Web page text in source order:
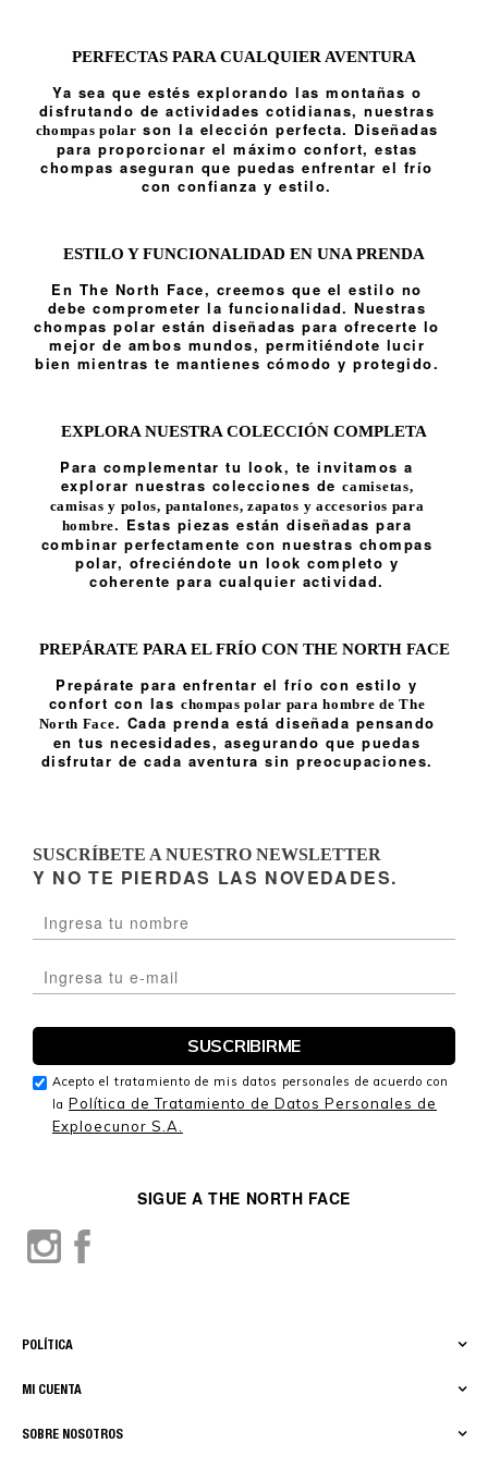
PERFECTAS PARA CUALQUIER AVENTURA
Ya sea que estés explorando las montañas o
disfrutando de actividades cotidianas, nuestras
chompas polar son la elección perfecta. Diseñadas
para proporcionar el máximo confort, estas
chompas aseguran que puedas enfrentar el frío
con confianza y estilo.
ESTILO Y FUNCIONALIDAD EN UNA PRENDA
En The North Face, creemos que el estilo no
debe comprometer la funcionalidad. Nuestras
chompas polar están diseñadas para ofrecerte lo
mejor de ambos mundos, permitiéndote lucir
bien mientras te mantienes cómodo y protegido.
EXPLORA NUESTRA COLECCIÓN COMPLETA
Para complementar tu look, te invitamos a
explorar nuestras colecciones decamisetas,
camisas y polos, pantalones, zapatos y accesorios para
hombre. Estas piezas están diseñadas para
combinar perfectamente con nuestras chompas
polar, ofreciéndote un look completo y
coherente para cualquier actividad.
PREPÁRATE PARA EL FRÍO CON THE NORTH FACE
Prepárate para enfrentar el frío con estilo y
confort con las chompas polar para hombre de The
North Face. Cada prenda está diseñada pensando
en tus necesidades, asegurando que puedas
disfrutar de cada aventura sin preocupaciones.
SOBRE NOSOTROS
MI CUENTA
POLÍTICA
SIGUE A THE NORTH FACE
SUSCRÍBETE A NUESTRO NEWSLETTER
Y NO TE PIERDAS LAS NOVEDADES.
Acepto el tratamiento de mis datos personales de acuerdo con
la Política de Tratamiento de Datos Personales de
Exploecunor S.A.